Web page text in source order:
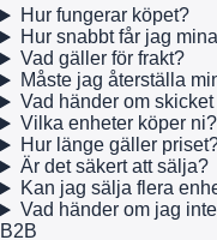
Hur fungerar köpet?
Hur snabbt får jag
Vad gäller för frakt?
Måste jag återställa
Vad händer om
Vilka enheter köper ni?
Hur länge gäller
Är det säkert att sälja?
Kan jag sälja flera
Vad händer om jag
B2B